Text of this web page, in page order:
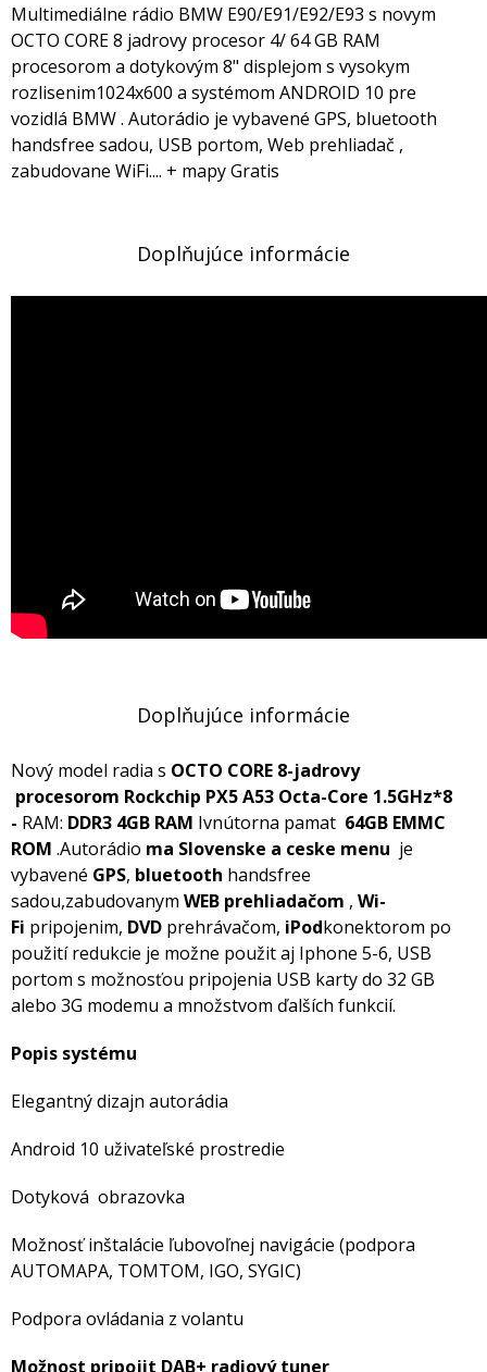
Multimediálne rádio BMW E90/E91/E92/E93 s novym
OCTO CORE 8 jadrovy procesor 4/ 64 GB RAM
procesorom a dotykovým 8" displejom s vysokym
rozlisenim1024x600 a systémom ANDROID 10 pre
vozidlá BMW . Autorádio je vybavené GPS, bluetooth
handsfree sadou, USB portom, Web prehliadač ,
zabudovane WiFi.... + mapy Gratis
Doplňujúce informácie
Doplňujúce informácie
Nový model radia s OCTO CORE 8-jadrovy
procesorom Rockchip PX5 A53 Octa-Core 1.5GHz*8
- RAM: DDR3 4GB RAM Ivnútorna pamat 64GB EMMC
ROM .Autorádio ma Slovenske a ceske menu je
vybavené GPS, bluetooth handsfree
sadou,zabudovanym WEB prehliadačom , Wi-
Fi pripojenim, DVD prehrávačom, iPodkonektorom po
použití redukcie je možne použit aj Iphone 5-6, USB
portom s možnosťou pripojenia USB karty do 32 GB
alebo 3G modemu a množstvom ďalších funkcií.
Popis systému
Elegantný dizajn autorádia
Android 10 uživateľské prostredie
Dotyková obrazovka
Možnosť inštalácie ľubovoľnej navigácie (podpora
AUTOMAPA, TOMTOM, IGO, SYGIC)
Podpora ovládania z volantu
Možnost pripojit DAB+ radiový tuner